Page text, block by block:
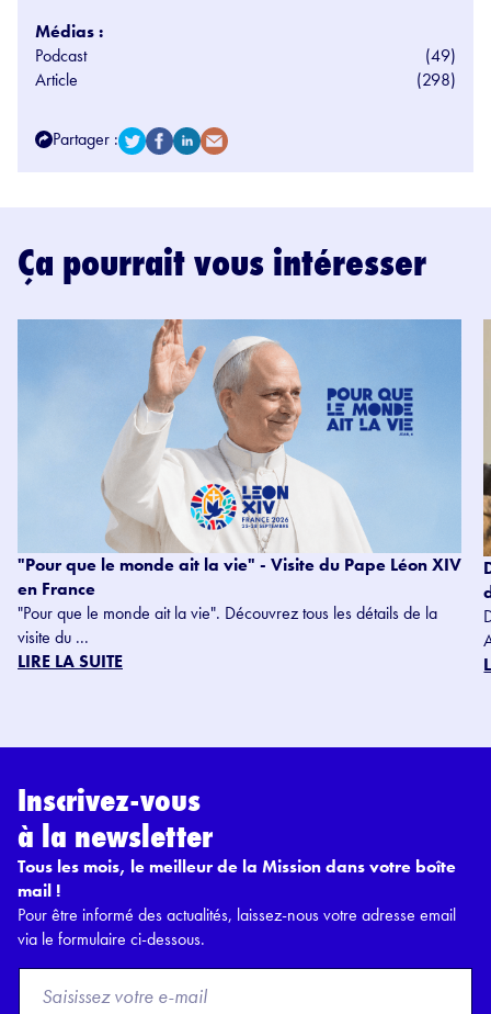
Médias :
Podcast
(49)
Article
(298)
Partager :
Ça pourrait vous intéresser
"Pour que le monde ait la vie" - Visite du Pape Léon XIV
en France
"Pour que le monde ait la vie". Découvrez tous les détails de la
visite du ...
LIRE LA SUITE
Inscrivez-vous
à la newsletter
Tous les mois, le meilleur de la Mission dans votre boîte
mail !
Pour être informé des actualités, laissez-nous votre adresse email
via le formulaire ci-dessous.